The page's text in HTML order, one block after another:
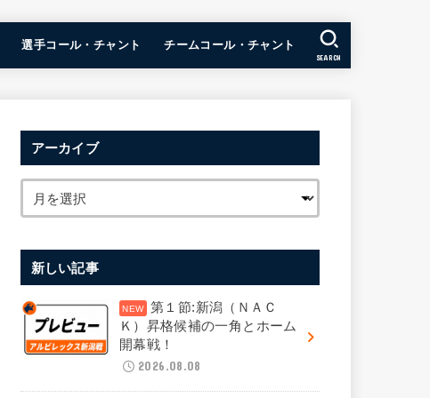
選手コール・チャント チームコール・チャント
SEARCH
アーカイブ
新しい記事
第１節:新潟（ＮＡＣ
Ｋ）昇格候補の一角とホーム
開幕戦！
2026.08.08